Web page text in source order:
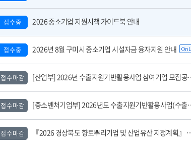
접수중 2026 중소기업 지원시책 가이드북 안내
접수중 2026년 8월 구미시 중소기업 시설자금 융자지원 안내
접수마감 [산업부] 2026년 수출지원기반활용사업 참여기업 모집공고(긴급지원바우처 4차)
접수마감 [중소벤처기업부] 2026년도 수출지원기반활용사업(수출바우처) 참여기업 3차 모집 공고
접수마감 『2026 경상북도 향토뿌리기업 및 산업유산 지정계획』 공고